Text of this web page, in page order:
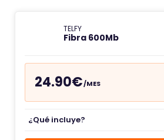
TELFY
Fibra 600Mb
24.90€/MES
¿Qué incluye?